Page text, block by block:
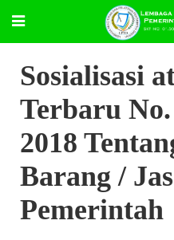
Sosialisasi
Terbaru
2018
Barang /
Pemerintah